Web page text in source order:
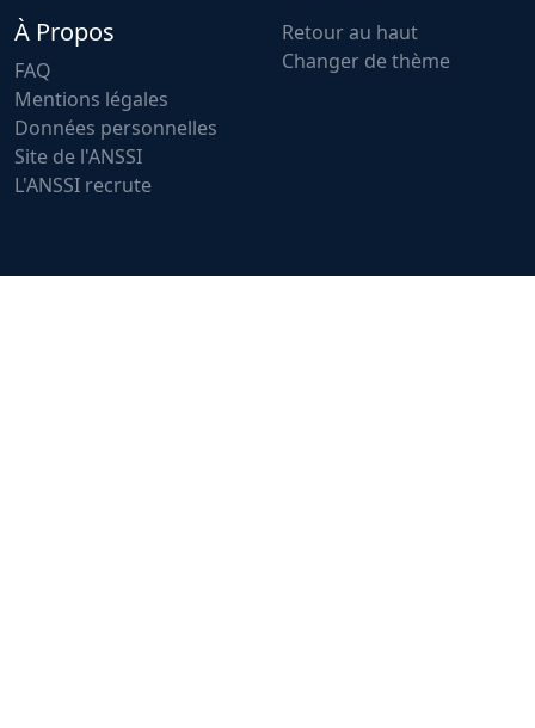
À Propos
FAQ
Mentions légales
Données personnelles
Site de l'ANSSI
L'ANSSI recrute
Retour au haut
Changer de thème